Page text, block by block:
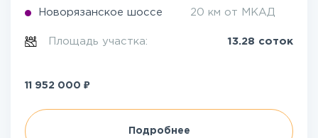
Новорязанское шоссе 20 км от МКАД
Площадь участка: 13.28 соток
11 952 000 ₽
Подробнее